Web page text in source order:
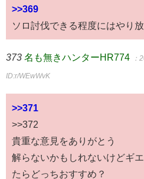
>>369
ソロ討伐できる程度にはやり
373 名も無きハンターHR774 ：
ID:r/WEwWvK
>>371
>>372
貴重な意見をありがとう
解らないかもしれないけどギ
たらどっちおすすめ？